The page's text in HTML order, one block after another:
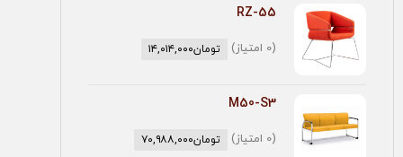
RZ-55
(0 امتیاز) تومان۱۴,۰۱۴,۰۰۰
M50-S3
(0 امتیاز) تومان۷۰,۹۸۸,۰۰۰